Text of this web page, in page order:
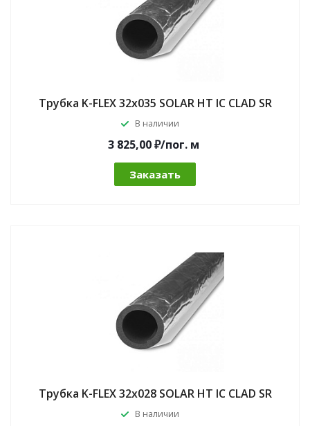
Трубка K-FLEX 32x035 SOLAR HT IC CLAD SR
В наличии
3 825,00 ₽/пог.м
Заказать
Трубка K-FLEX 32x028 SOLAR HT IC CLAD SR
В наличии